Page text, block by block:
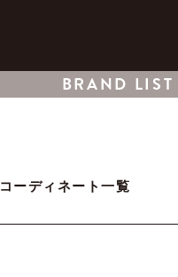
BRAND LIST
コーディネート一覧